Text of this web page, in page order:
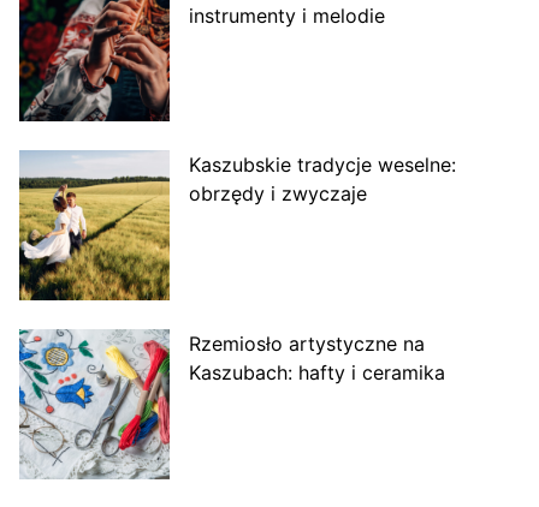
instrumenty i melodie
Kaszubskie tradycje weselne:
obrzędy i zwyczaje
Rzemiosło artystyczne na
Kaszubach: hafty i ceramika